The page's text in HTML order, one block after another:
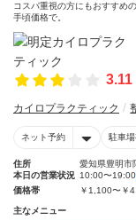
コスパ重視の方にもおすすめ
手頃価格で。
3.11
カイロプラクティック
ネット予約 駐車
住所
愛知県豊明市
本日の営業状況 10:00〜19:00
価格帯
￥1,100〜￥
主なメニュー